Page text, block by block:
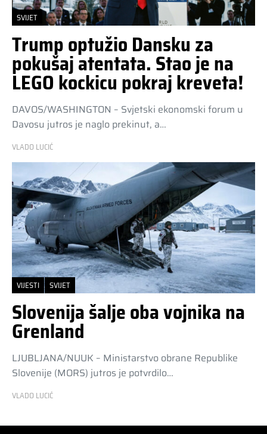
SVIJET
Trump optužio Dansku za
pokušaj atentata. Stao je na
LEGO kockicu pokraj kreveta!
DAVOS/WASHINGTON – Svjetski ekonomski forum u
Davosu jutros je naglo prekinut, a…
VLADO LUCIĆ
VIJESTI SVIJET
Slovenija šalje oba vojnika na
Grenland
LJUBLJANA/NUUK – Ministarstvo obrane Republike
Slovenije (MORS) jutros je potvrdilo…
VLADO LUCIĆ